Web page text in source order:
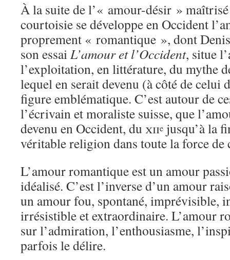
À la suite de l’« amour-désir »
courtoisie se développe en Occident
proprement « romantique », dont
son essaiL’amour et l’Occident, situe
l’exploitation, en littérature, du mythe
lequel en serait devenu (à côté de celui
figure emblématique. C’est autour de
l’écrivain et moraliste suisse, que
devenu en Occident, du xiie jusqu’à la
véritable religion dans toute la force de
L’amour romantique est un amour
idéalisé. C’est l’inverse d’un amour
un amour fou, spontané, imprévisible,
irrésistible et extraordinaire. L’amour
sur l’admiration, l’enthousiasme,
parfois le délire.